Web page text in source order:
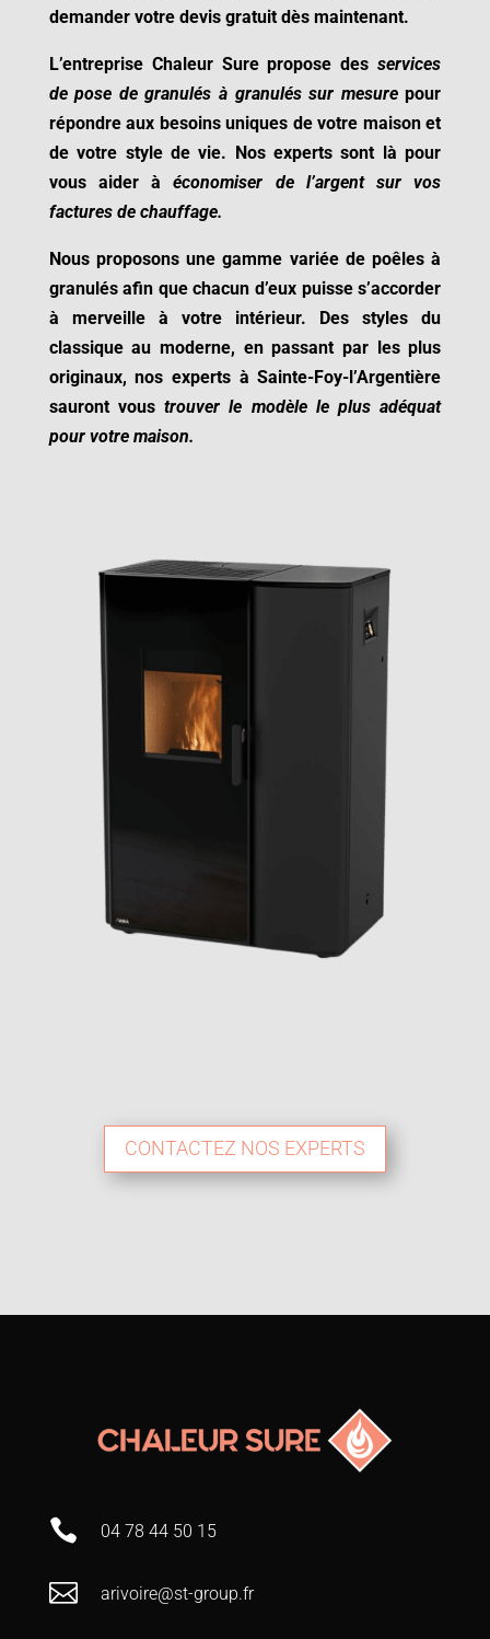
demander votre devis gratuit dès maintenant.
L’entreprise Chaleur Sure propose desservices
de pose de granulés à granulés sur mesurepour
répondre aux besoins uniques de votre maison et
de votre style de vie. Nos experts sont là pour
vous aider àéconomiser de l’argent sur vos
factures de chauffage.
Nous proposons une gamme variée de poêles à
granulés afin que chacun d’eux puisse s’accorder
à merveille à votre intérieur. Des styles du
classique au moderne, en passant par les plus
originaux, nos experts àSainte-Foy-l’Argentière
sauront voustrouver le modèle le plus adéquat
pour votre maison.
CONTACTEZ NOS EXPERTS
 04 78 44 50 15
 arivoire@st-group.fr